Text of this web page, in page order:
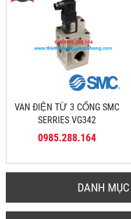
DANH
VAN ĐIỆN TỪ 3 CỔNG SMC
SERRIES VG342
0985.288.164